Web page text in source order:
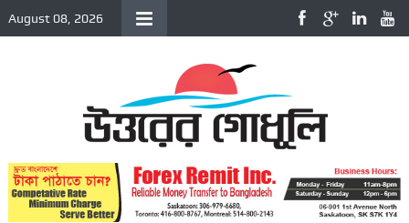
August 08, 2026